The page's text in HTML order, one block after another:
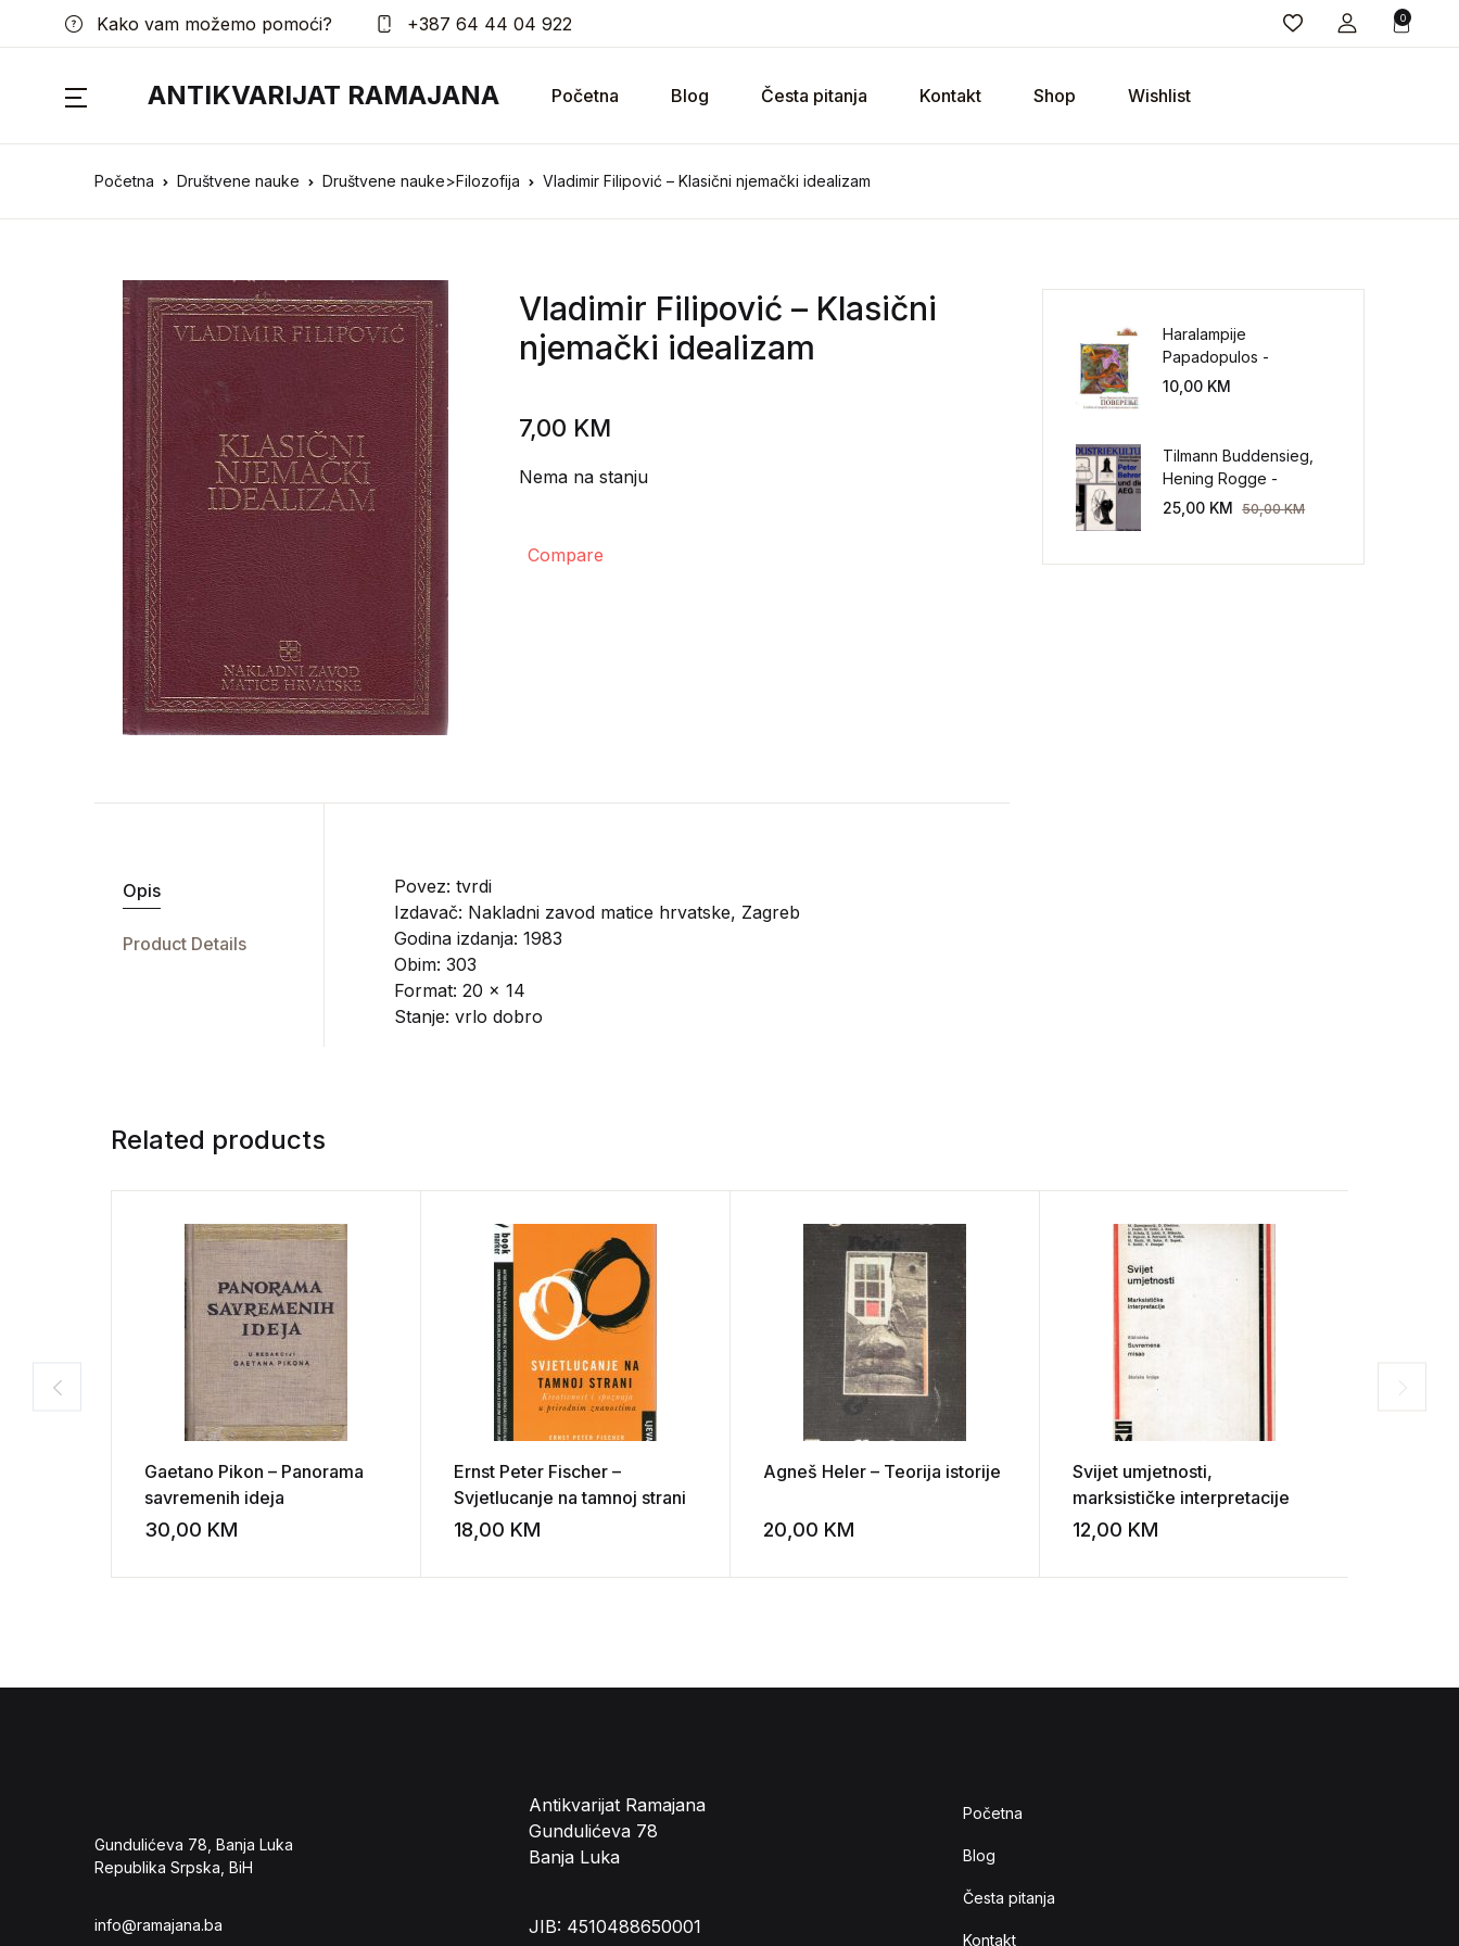
Kako vam možemo pomoći? +387 64 44 04 922 0
ANTIKVARIJAT RAMAJANA Početna Blog Česta pitanja Kontakt Shop Wishlist
Početna Društvene nauke Društvene nauke>Filozofija Vladimir Filipović – Klasični njemački idealizam
Vladimir Filipović – Klasični
njemački idealizam
7,00 KM
Nema na stanju
Compare
Opis
Product Details
Povez: tvrdi
Izdavač: Nakladni zavod matice hrvatske, Zagreb
Godina izdanja: 1983
Obim: 303
Format: 20 x 14
Stanje: vrlo dobro
Haralampije
Papadopulos -
Poverenje: sloboda od
10,00 KM
Tilmann Buddensieg,
Hening Rogge -
Industriekultur: Peter
25,00 KM 50,00KM
Related products
Gaetano Pikon – Panorama
savremenih ideja
30,00 KM Add to wishlist
Ernst Peter Fischer –
Svjetlucanje na tamnoj strani
18,00 KM Add to wishlist
Agneš Heler – Teorija istorije
20,00 KM Add to wishlist
Svijet umjetnosti,
marksističke interpretacije
12,00 KM
Gundulićeva 78, Banja Luka
Republika Srpska, BiH
info@ramajana.ba
Antikvarijat Ramajana
Gundulićeva 78
Banja Luka
JIB: 4510488650001
Početna
Blog
Česta pitanja
Kontakt